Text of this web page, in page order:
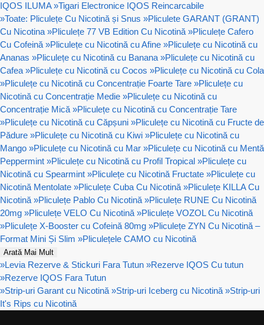
IQOS ILUMA »Tigari Electronice IQOS Reincarcabile
»Toate: Pliculețe Cu Nicotină și Snus »Pliculete GARANT (GRANT)
Cu Nicotina »Pliculețe 77 VB Edition Cu Nicotină »Pliculețe Cafero
Cu Cofeină »Pliculețe cu Nicotină cu Afine »Pliculețe cu Nicotină cu
Ananas »Pliculețe cu Nicotină cu Banana »Pliculețe cu Nicotină cu
Cafea »Pliculețe cu Nicotină cu Cocos »Pliculețe cu Nicotină cu Cola
»Pliculețe cu Nicotină cu Concentrație Foarte Tare »Pliculețe cu
Nicotină cu Concentrație Medie »Pliculețe cu Nicotină cu
Concentrație Mică »Pliculețe cu Nicotină cu Concentrație Tare
»Pliculețe cu Nicotină cu Căpșuni »Pliculețe cu Nicotină cu Fructe de
Pădure »Pliculețe cu Nicotină cu Kiwi »Pliculețe cu Nicotină cu
Mango »Pliculețe cu Nicotină cu Mar »Pliculețe cu Nicotină cu Mentă
Peppermint »Pliculețe cu Nicotină cu Profil Tropical »Pliculețe cu
Nicotină cu Spearmint »Pliculețe cu Nicotină Fructate »Pliculețe cu
Nicotină Mentolate »Pliculețe Cuba Cu Nicotină »Pliculețe KILLA Cu
Nicotină »Pliculețe Pablo Cu Nicotină »Pliculețe RUNE Cu Nicotină
20mg »Pliculețe VELO Cu Nicotină »Pliculețe VOZOL Cu Nicotină
»Pliculețe X-Booster cu Cofeină 80mg »Pliculețe ZYN Cu Nicotină –
Format Mini Și Slim »Pliculețele CAMO cu Nicotină
Arată Mai Mult
»Levia Rezerve & Stickuri Fara Tutun »Rezerve IQOS Cu tutun
»Rezerve IQOS Fara Tutun
»Strip-uri Garant cu Nicotină »Strip-uri Iceberg cu Nicotină »Strip-uri
It's Rips cu Nicotină